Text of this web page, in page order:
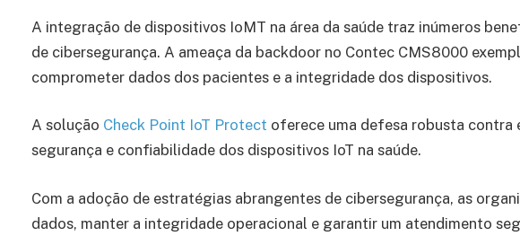
A integração de dispositivos IoMT na área da saúde traz inúmeros
de cibersegurança. A ameaça da backdoor no Contec CMS8000
comprometer dados dos pacientes e a integridade dos dispositivos.
A solução Check Point IoT Protect oferece uma defesa robusta contra
segurança e confiabilidade dos dispositivos IoT na saúde.
Com a adoção de estratégias abrangentes de cibersegurança, as
dados, manter a integridade operacional e garantir um atendimento